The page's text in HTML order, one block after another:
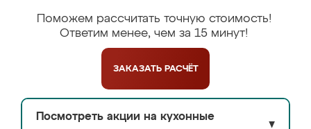
Поможем рассчитать точную стоимость!
Ответим менее, чем за 15 минут!
ЗАКАЗАТЬ РАСЧЁТ
Посмотреть акции на кухонные
▼